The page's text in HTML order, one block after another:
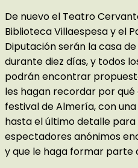
De nuevo el Teatro
Biblioteca Villaespesa y el
Diputación serán la casa
durante diez días, y todos
podrán encontrar
les hagan recordar por qué
festival de Almería, con
hasta el último detalle para
espectadores anónimos
y que le haga formar parte